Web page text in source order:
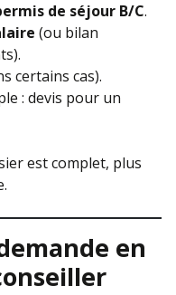
de séjour B/C.
(ou bilan
certains cas).
: devis pour un
est complet, plus
en